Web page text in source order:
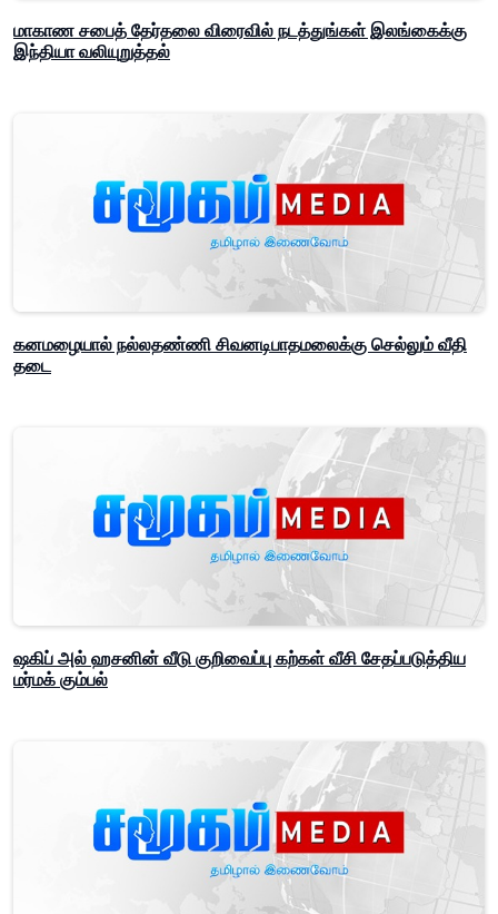
மாகாண சபைத் தேர்தலை விரைவில் நடத்துங்கள் இலங்கைக்கு
இந்தியா வலியுறுத்தல்
கனமழையால் நல்லதண்ணி சிவனடிபாதமலைக்கு செல்லும் வீதி
தடை
ஷகிப் அல் ஹசனின் வீடு குறிவைப்பு கற்கள் வீசி சேதப்படுத்திய
மர்மக் கும்பல்